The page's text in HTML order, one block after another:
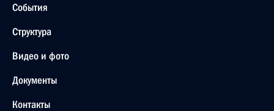
События
Структура
Видео и фото
Документы
Контакты